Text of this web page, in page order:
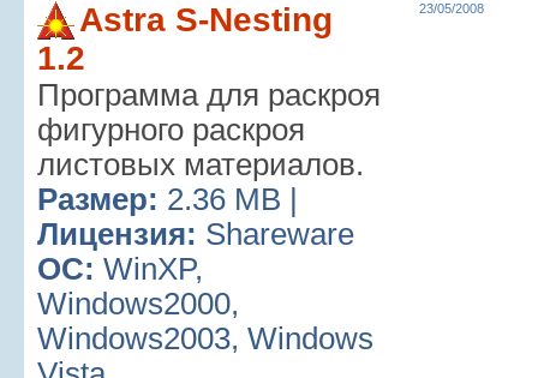
Astra S-Nesting
1.2
Программа для раскроя
фигурного раскроя
листовых материалов.
Размер: 2.36 MB |
Лицензия: Shareware
ОС: WinXP,
Windows2000,
Windows2003, Windows
23/05/2008